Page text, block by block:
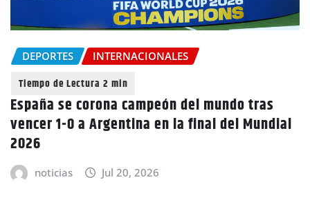
DEPORTES INTERNACIONALES
España se corona campeón del mundo tras
vencer 1-0 a Argentina en la final del Mundial
2026
noticias Jul 20, 2026